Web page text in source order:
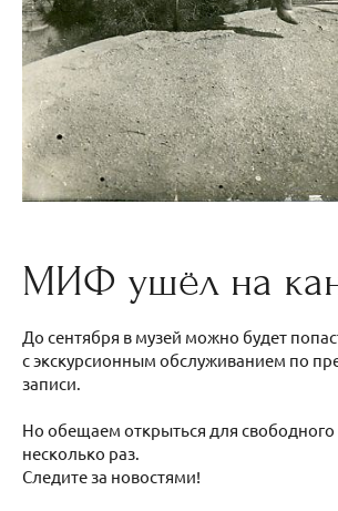
МИФ ушёл на
До сентября в музей можно будет
с экскурсионным обслуживанием по
записи.
Но обещаем открыться для
несколько раз.
Следите за новостями!